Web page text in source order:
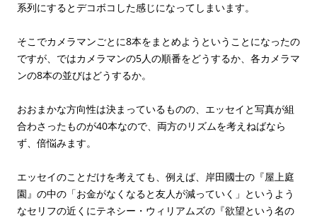
系列にするとデコボコした感じになってしまいます。
そこでカメラマンごとに8本をまとめようということになったの
ですが、ではカメラマンの5人の順番をどうするか、各カメラマ
ンの8本の並びはどうするか。
おおまかな方向性は決まっているものの、エッセイと写真が組
合わさったものが40本なので、両方のリズムを考えねばなら
ず、倍悩みます。
エッセイのことだけを考えても、例えば、岸田國士の『屋上庭
園』の中の「お金がなくなると友人が減っていく」というよう
なセリフの近くにテネシー・ウィリアムズの『欲望という名の